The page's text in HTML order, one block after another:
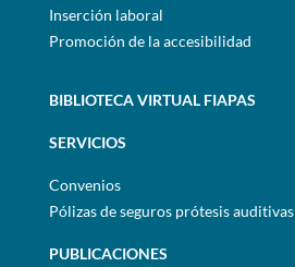
Inserción laboral
Promoción de la accesibilidad
BIBLIOTECA VIRTUAL FIAPAS
SERVICIOS
Convenios
Pólizas de seguros prótesis auditivas
PUBLICACIONES